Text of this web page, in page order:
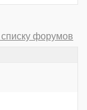
списку форумов